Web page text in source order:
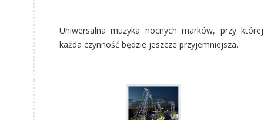
Uniwersalna muzyka nocnych marków, przy której
każda czynność będzie jeszcze przyjemniejsza.